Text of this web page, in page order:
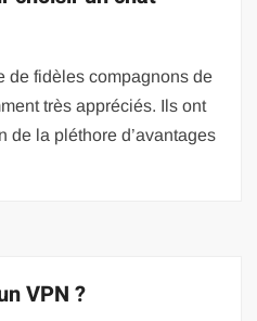
de fidèles compagnons de
très appréciés. Ils ont
de la pléthore d’avantages
VPN ?